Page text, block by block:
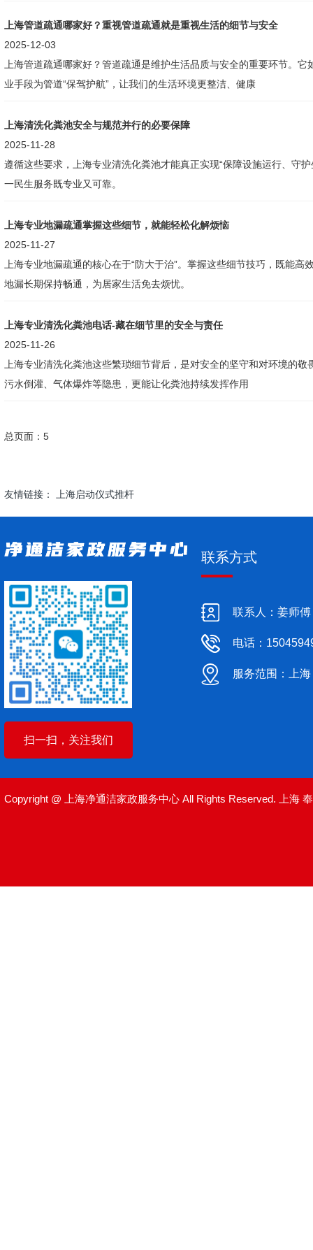
上海管道疏通哪家好？重视管道疏通就是重视生活的细节与安全
2025-12-03
上海管道疏通哪家好？管道疏通是维护生活品质与安全的重要环节。它
业手段为管道“保驾护航”，让我们的生活环境更整洁、健康
上海清洗化粪池安全与规范并行的必要保障
2025-11-28
遵循这些要求，上海专业清洗化粪池才能真正实现“保障设施运行、守
一民生服务既专业又可靠。
上海专业地漏疏通掌握这些细节，就能轻松化解烦恼
2025-11-27
上海专业地漏疏通的核心在于“防大于治”。掌握这些细节技巧，既能高
地漏长期保持畅通，为居家生活免去烦忧。
上海专业清洗化粪池电话-藏在细节里的安全与责任
2025-11-26
上海专业清洗化粪池这些繁琐细节背后，是对安全的坚守和对环境的敬
污水倒灌、气体爆炸等隐患，更能让化粪池持续发挥作用
总页面：5
友情链接： 上海启动仪式推杆
扫一扫，关注我们
联系方式
联系人：姜师傅
电话：
服务范围：上海
Copyright @ 上海净通洁家政服务中心 All Rights Reserved. 上海